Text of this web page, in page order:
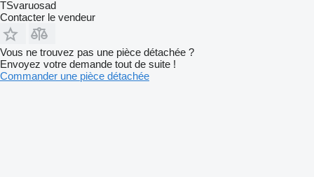
TSvaruosad
Contacter le vendeur
Vous ne trouvez pas une pièce détachée ?
Envoyez votre demande tout de suite !
Commander une pièce détachée